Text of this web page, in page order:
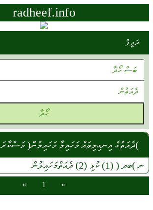
radheef.info
ރަދީފު
)ދެއަތުގެ އިނގިލިތައް މަހައިލާ މަހައިލުން( މަސްކާރަ
ނ)ބދ ( (1) ކުޅި (2) ދެއަތްމަހައިލުން
«
1
»